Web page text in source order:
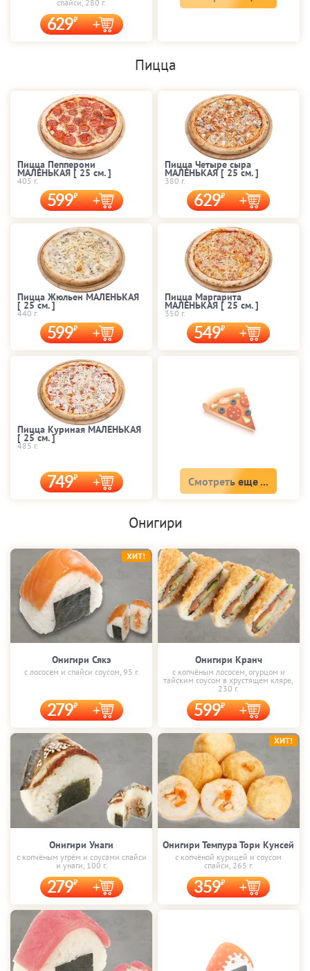
спайси, 280 г.
629
Пицца
Пицца Пепперони
МАЛЕНЬКАЯ [ 25 cм. ]
405 г.
599
Пицца Четыре сыра
МАЛЕНЬКАЯ [ 25 cм. ]
380 г.
629
Пицца Жюльен МАЛЕНЬКАЯ
[ 25 cм. ]
440 г.
599
Пицца Маргарита
МАЛЕНЬКАЯ [ 25 cм. ]
350 г.
549
Пицца Куриная МАЛЕНЬКАЯ
[ 25 cм. ]
485 г.
749 Смотреть еще ...
Онигири
Онигири Сякэ
с лососем и спайси соусом, 95 г.
279
ХИТ!
Онигири Кранч
с копчёным лососем, огурцом и
тайским соусом в хрустящем кляре,
230 г.
599
Онигири Унаги
с копчёным угрём и соусами спайси
и унаги, 100 г.
279
Онигири Темпура Тори Кунсей
с копчёной курицей и соусом
спайси, 265 г.
359
ХИТ!